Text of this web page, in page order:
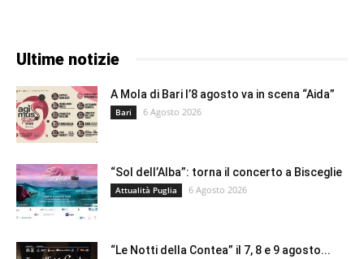
Ultime notizie
A Mola di Bari l’8 agosto va in scena “Aida”
Bari 6 Agosto 2026
“Sol dell’Alba”: torna il concerto a Bisceglie
Attualità Puglia 6 Agosto 2026
“Le Notti della Contea” il 7, 8 e 9 agosto...